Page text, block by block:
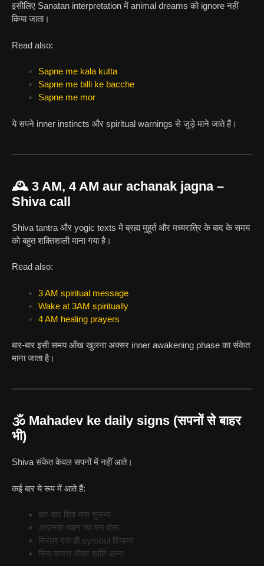
इसीलिए Sanatan interpretation में animal dreams को ignore नहीं
किया जाता।
Read also:
Sapne me kala kutta
Sapne me billi ke bacche
Sapne me mor
ये सपने inner instincts और spiritual warnings से जुड़े माने जाते हैं।
🕰️ 3 AM, 4 AM aur achanak jagna –
Shiva call
Shiva tantra और yogic texts में ब्रह्म मुहूर्त और मध्यरात्रि के बाद के समय
को बहुत शक्तिशाली माना गया है।
Read also:
3 AM spiritual message
Wake at 3AM spiritually
4 AM healing prayers
बार-बार इसी समय आँख खुलना अक्सर inner awakening phase का संकेत
माना जाता है।
🕉️ Mahadev ke daily signs (सपनों से बाहर
भी)
Shiva संकेत केवल सपनों में नहीं आते।
कई बार ये रूप में आते हैं:
बार-बार शिव नाम सुनना
अचानक ध्यान का मन होना
निरंतर एक ही symbol दिखना
बिना कारण भीतर शांति आना